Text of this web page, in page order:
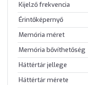
Kijelző frekvencia
Érintőképernyő
Memória méret
Memória bővíthetőség
Háttértár jellege
Háttértár mérete